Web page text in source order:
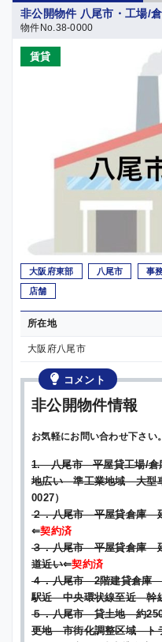
非公開物件 八尾市・工場/
物件No.38-0000
売買
賃貸
大阪府東部 八尾市 事
店舗
所在地
大阪府八尾市
コメント
非公開物件情報
お気軽にお問い合わせ下さい
1. 八尾市 平屋貸工場/
地広い 準工業地域 大型
0027）
２．八尾市 平屋貸倉庫
⇐契約済
３．八尾市 平屋貸倉庫
道近い⇐契約済
４．八尾市 2階建貸倉
駅近 中央環状線至近 幹
５．八尾市 貸土地 約
更地 市街化調整区域 ト